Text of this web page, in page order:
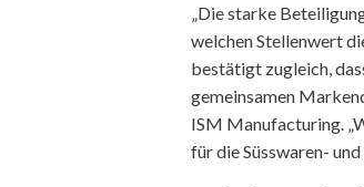
„Die starke
welchen Stellenwert
bestätigt zugleich,
gemeinsamen
ISM Manufacturing.
für die Süsswaren-